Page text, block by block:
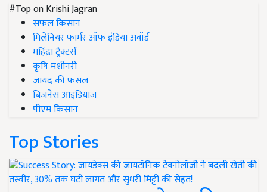
#Top on Krishi Jagran
सफल किसान
मिलेनियर फार्मर ऑफ इंडिया अवॉर्ड
महिंद्रा ट्रैक्टर्स
कृषि मशीनरी
जायद की फसल
बिज़नेस आइडियाज
पीएम किसान
Top Stories